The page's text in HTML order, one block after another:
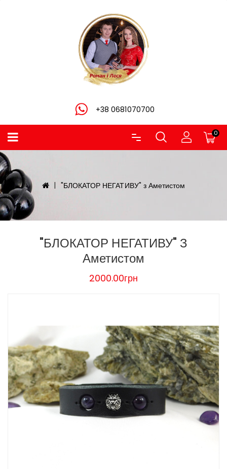
+38 0681070700
0
"БЛОКАТОР НЕГАТИВУ" з Аметистом
"БЛОКАТОР НЕГАТИВУ" З
Аметистом
2000.00грн